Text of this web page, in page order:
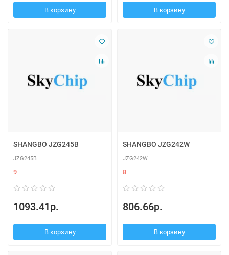
В корзину В корзину
SHANGBO JZG245B
JZG245B
9
1093.41р.
В корзину
SHANGBO JZG242W
JZG242W
8
806.66р.
В корзину